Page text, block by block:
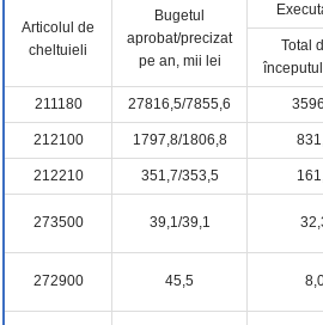
Articolul de
cheltuieli
Bugetul
aprobat/precizat
pe an, mii lei
Total
211180 27816,5/7855,6
212100 1797,8/1806,8
212210 351,7/353,5
273500 39,1/39,1
272900 45,5